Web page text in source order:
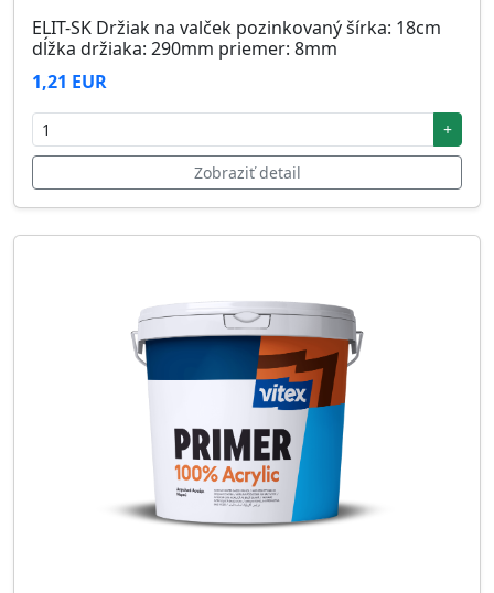
ELIT-SK Držiak na valček pozinkovaný šírka: 18cm
dĺžka držiaka: 290mm priemer: 8mm
1,21 EUR
+
Zobraziť detail